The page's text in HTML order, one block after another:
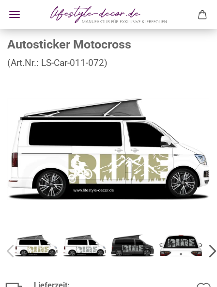
Autosticker Motocross
(Art.Nr.: LS-Car-011-072)